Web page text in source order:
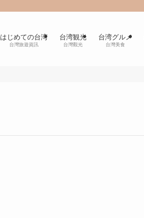
はじめての台湾
台灣旅遊資訊
台湾観光
台灣觀光
台湾グルメ
台灣美食